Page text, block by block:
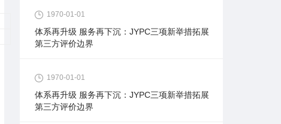
1970-01-01
体系再升级 服务再下沉：JYPC三项新举措拓展
第三方评价边界
1970-01-01
体系再升级 服务再下沉：JYPC三项新举措拓展
第三方评价边界